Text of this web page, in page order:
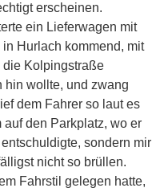
erscheinen.
ein Lieferwagen mit
Hurlach kommend, mit
die Kolpingstraße
hin wollte, und zwang
dem Fahrer so laut es
den Parkplatz, wo er
sondern mir
nicht so brüllen.
Fahrstil gelegen hatte,